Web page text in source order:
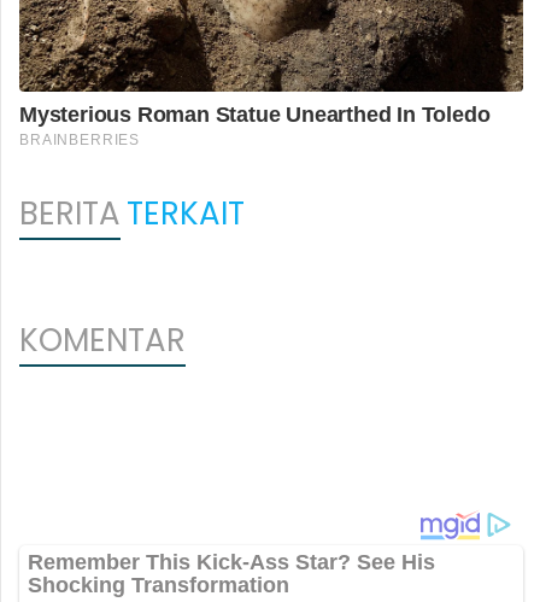
BERITATERKAIT
KOMENTAR